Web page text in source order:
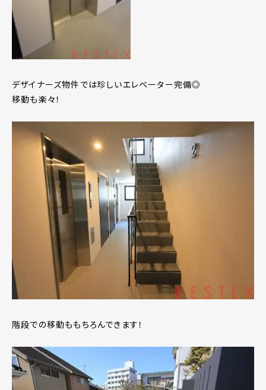
デザイナーズ物件では珍しいエレベーター完備◎
移動も楽々！
階段での移動ももちろんできます！